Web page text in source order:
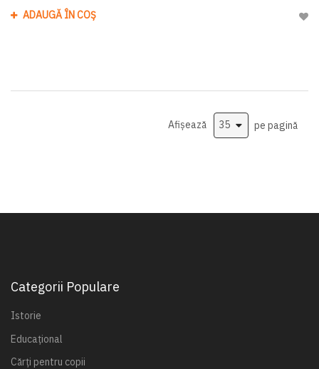
ADAUGĂ ÎN COȘ
Afișează pe pagină
Categorii Populare
Istorie
Educațional
Cărți pentru copii